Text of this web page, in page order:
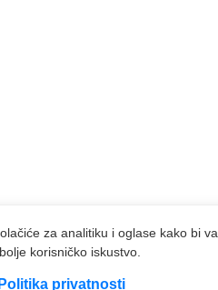
za analitiku i oglase kako bi
korisničko iskustvo.
Politika privatnosti